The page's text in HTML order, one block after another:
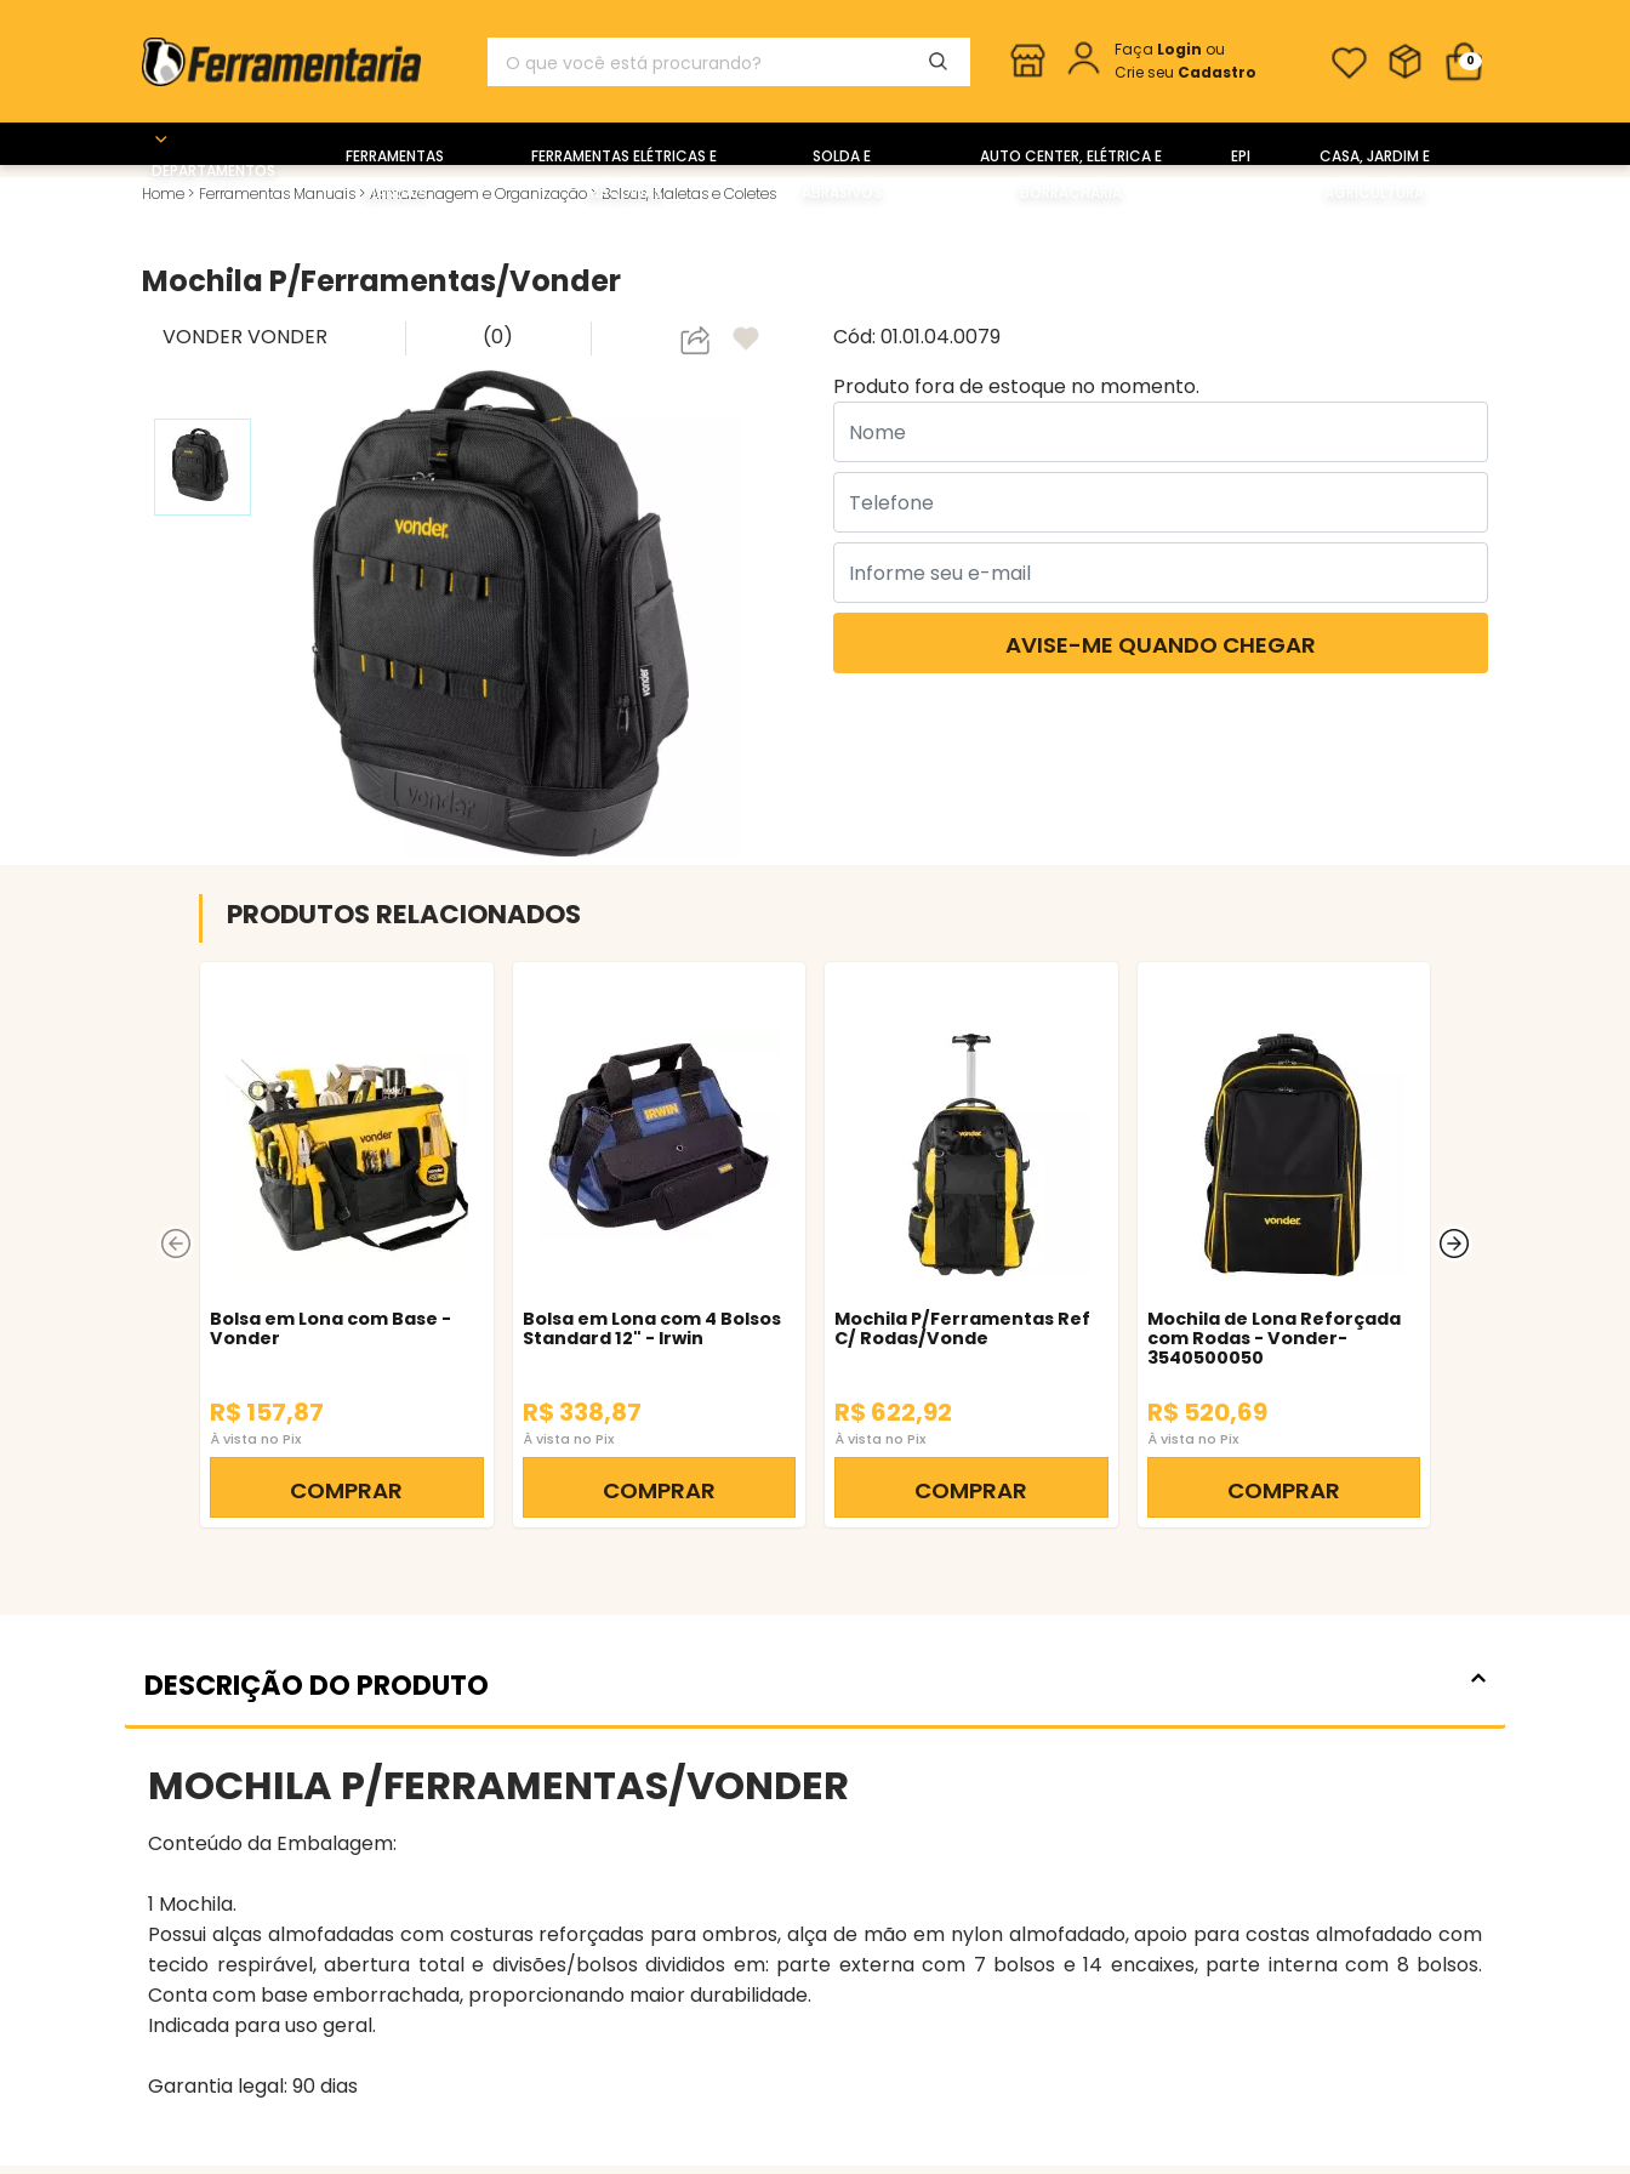
Faça Login ou
Crie seu Cadastro
0
DEPARTAMENTOS
FERRAMENTAS
MANUAIS
FERRAMENTAS ELÉTRICAS E
MÁQUINAS
SOLDA E
AUTO CENTER, ELÉTRICA E
EPI
CASA, JARDIM E
Home > Ferramentas Manuais > Armazenagem e Organização > Bolsas, Maletas e Coletes
Mochila P/Ferramentas/Vonder
VONDER VONDER (0)
Cód: 01.01.04.0079
Produto fora de estoque no momento.
AVISE-ME QUANDO CHEGAR
PRODUTOS RELACIONADOS
Bolsa em Lona com Base -
Vonder
R$ 157,87
À vista no Pix
COMPRAR
Bolsa em Lona com 4 Bolsos
Standard 12" - Irwin
R$ 338,87
À vista no Pix
COMPRAR
Mochila P/Ferramentas Ref
C/ Rodas/Vonde
R$ 622,92
À vista no Pix
COMPRAR
Mochila de Lona Reforçada
com Rodas - Vonder-
3540500050
R$ 520,69
À vista no Pix
COMPRAR
DESCRIÇÃO DO PRODUTO
MOCHILA P/FERRAMENTAS/VONDER
Conteúdo da Embalagem:
1 Mochila.
Possui alças almofadadas com costuras reforçadas para ombros, alça de mão em nylon almofadado, apoio para costas almofadado com
tecido respirável, abertura total e divisões/bolsos divididos em: parte externa com 7 bolsos e 14 encaixes, parte interna com 8 bolsos.
Conta com base emborrachada, proporcionando maior durabilidade.
Indicada para uso geral.
Garantia legal: 90 dias